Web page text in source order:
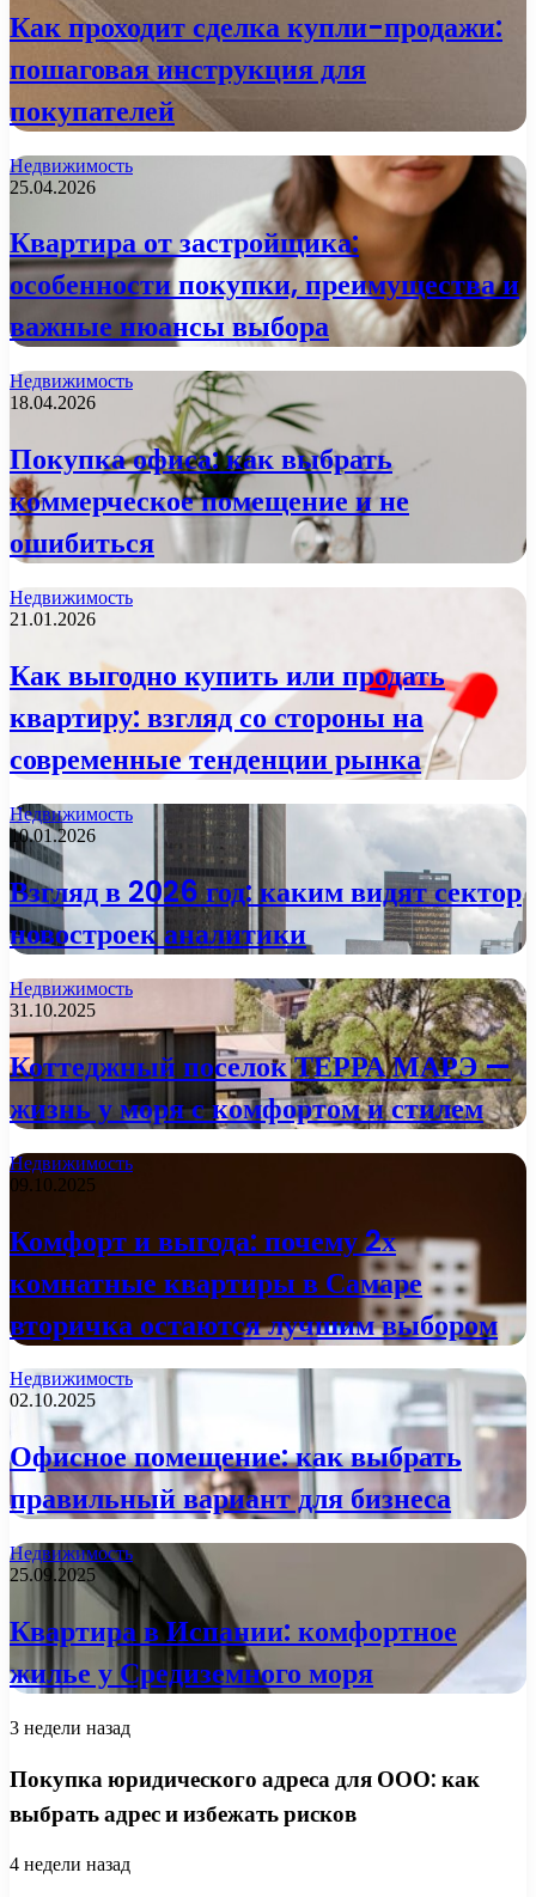
Как проходит сделка купли-продажи:
пошаговая инструкция для
покупателей
Недвижимость
25.04.2026
Квартира от застройщика:
особенности покупки, преимущества и
важные нюансы выбора
Недвижимость
18.04.2026
Покупка офиса: как выбрать
коммерческое помещение и не
ошибиться
Недвижимость
21.01.2026
Как выгодно купить или продать
квартиру: взгляд со стороны на
современные тенденции рынка
Недвижимость
10.01.2026
Взгляд в 2026 год: каким видят сектор
новостроек аналитики
Недвижимость
31.10.2025
Коттеджный поселок ТЕРРА МАРЭ —
жизнь у моря с комфортом и стилем
Недвижимость
09.10.2025
Комфорт и выгода: почему 2х
комнатные квартиры в Самаре
вторичка остаются лучшим выбором
Недвижимость
02.10.2025
Офисное помещение: как выбрать
правильный вариант для бизнеса
Недвижимость
25.09.2025
Квартира в Испании: комфортное
жилье у Средиземного моря
3 недели назад
Покупка юридического адреса для ООО: как
выбрать адрес и избежать рисков
4 недели назад